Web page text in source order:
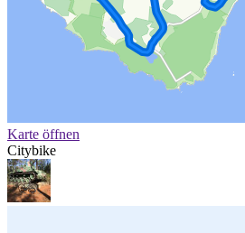
Karte öffnen
Citybike